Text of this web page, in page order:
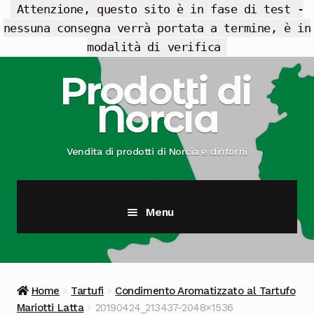
Attenzione, questo sito è in fase di test -
nessuna consegna verrà portata a termine, è in
modalità di verifica
navigazione
contenutoProdotti di
Norcia
Vendita di prodotti di Norcia e dintorni
Menu
Home Tartufi
Condimento Aromatizzato al Tartufo
Mariotti Latta
20190424_213437-2048×1536